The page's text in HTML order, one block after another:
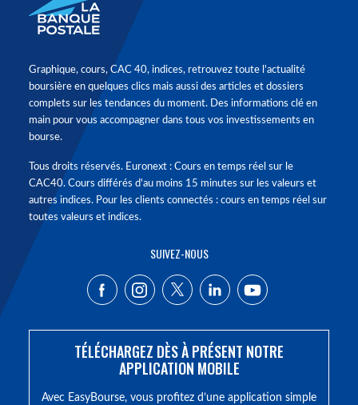
Graphique, cours, CAC 40, indices, retrouvez toute l'actualité
boursière en quelques clics mais aussi des articles et dossiers
complets sur les tendances du moment. Des informations clé en
main pour vous accompagner dans tous vos investissements en
bourse.
Tous droits réservés. Euronext : Cours en temps réel sur le
CAC40. Cours différés d'au moins 15 minutes sur les valeurs et
autres indices. Pour les clients connectés : cours en temps réel sur
toutes valeurs et indices.
SUIVEZ-NOUS
TÉLÉCHARGEZ DÈS À PRÉSENT NOTRE
APPLICATION MOBILE
Avec EasyBourse, vous profitez d’une application simple